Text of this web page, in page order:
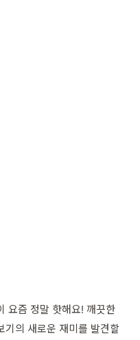
요즘 정말 핫해요! 깨끗한
기의 새로운 재미를 발견할